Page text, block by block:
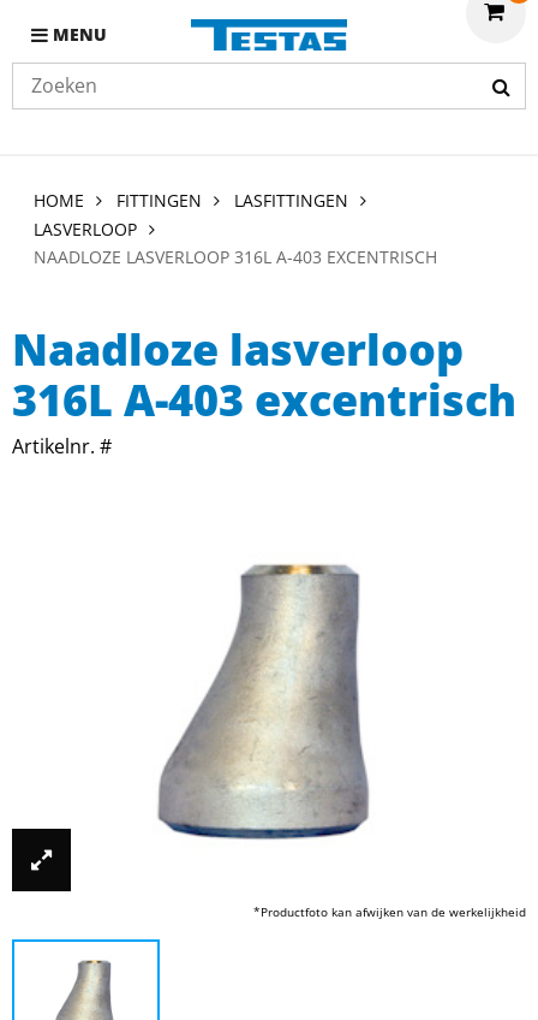
MENU
HOME FITTINGEN
LASFITTINGEN
LASVERLOOP
NAADLOZE LASVERLOOP 316L A-403 EXCENTRISCH
Naadloze lasverloop
316L A-403 excentrisch
Artikelnr. #
*Productfoto kan afwijken van de werkelijkheid